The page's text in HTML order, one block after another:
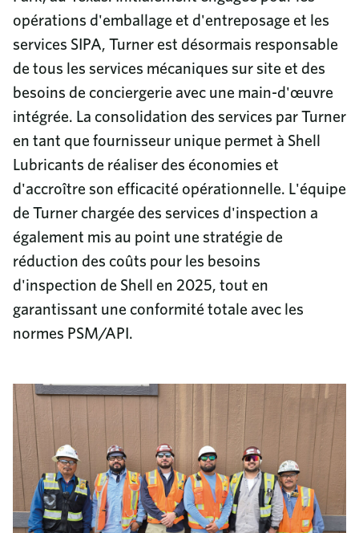
opérations d'emballage et d'entreposage et les
services SIPA, Turner est désormais responsable
de tous les services mécaniques sur site et des
besoins de conciergerie avec une main-d'œuvre
intégrée. La consolidation des services par Turner
en tant que fournisseur unique permet à Shell
Lubricants de réaliser des économies et
d'accroître son efficacité opérationnelle. L'équipe
de Turner chargée des services d'inspection a
également mis au point une stratégie de
réduction des coûts pour les besoins
d'inspection de Shell en 2025, tout en
garantissant une conformité totale avec les
normes PSM/API.